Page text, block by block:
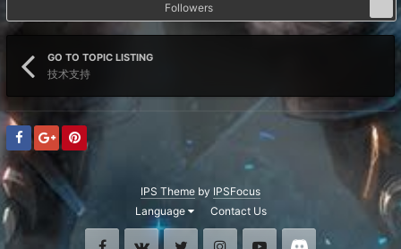
Followers
GO TO TOPIC LISTING
技术支持
IPS Theme by IPSFocus
Language
Contact Us
FacebookVK Twitter InstagramYoutube Discord